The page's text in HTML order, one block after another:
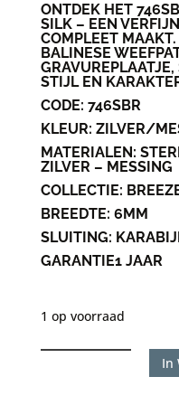
ONTDEK HET
SILK – EEN
COMPLEET
BALINESE
STIJL EN
CODE: 746SBR
KLEUR: ZILVER/
MATERIALEN:
ZILVER – MESSING
COLLECTIE:
BREEDTE: 6MM
SLUITING:
GARANTIE1 JAAR
1 op voorraad
In